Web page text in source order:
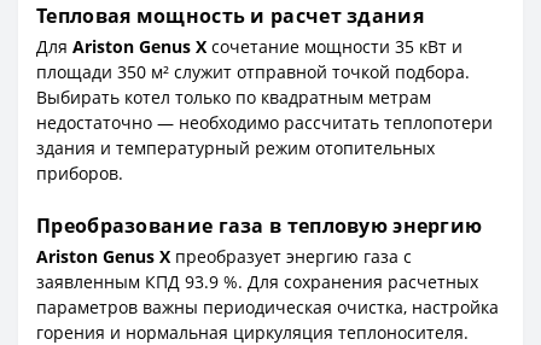
Тепловая мощность и расчет здания
Для Ariston Genus X сочетание мощности 35 кВт и
площади 350 м² служит отправной точкой подбора.
Выбирать котел только по квадратным метрам
недостаточно — необходимо рассчитать теплопотери
здания и температурный режим отопительных
приборов.
Преобразование газа в тепловую энергию
Ariston Genus X преобразует энергию газа с
заявленным КПД 93.9 %. Для сохранения расчетных
параметров важны периодическая очистка, настройка
горения и нормальная циркуляция теплоносителя.